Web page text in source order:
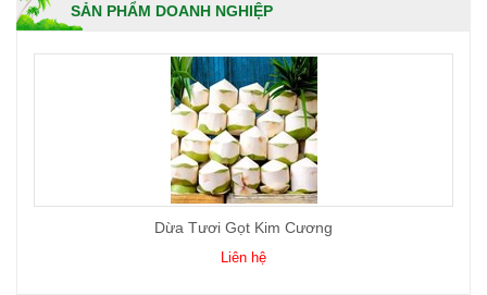
SẢN PHẨM DOANH NGHIỆP
Kẹo Dừa Thanh Long